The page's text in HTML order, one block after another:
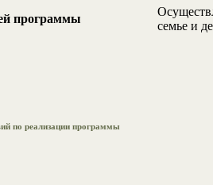
программы
семье и
по реализации программы